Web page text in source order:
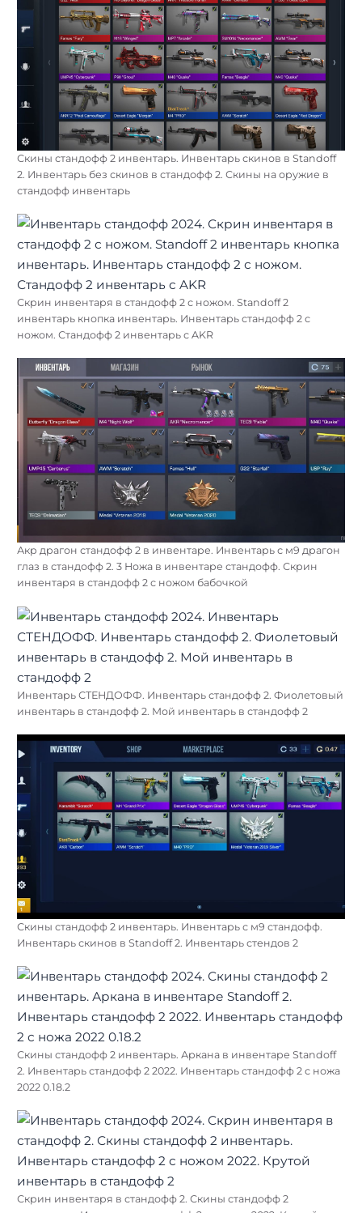
Скины стандофф 2 инвентарь. Инвентарь скинов в Standoff
2. Инвентарь без скинов в стандофф 2. Скины на оружие в
стандофф инвентарь
Скрин инвентаря в стандофф 2 с ножом. Standoff 2
инвентарь кнопка инвентарь. Инвентарь стандофф 2 с
ножом. Стандофф 2 инвентарь с AKR
Акр драгон стандофф 2 в инвентаре. Инвентарь с м9 драгон
глаз в стандофф 2. 3 Ножа в инвентаре стандофф. Скрин
инвентаря в стандофф 2 с ножом бабочкой
Инвентарь СТЕНДОФФ. Инвентарь стандофф 2. Фиолетовый
инвентарь в стандофф 2. Мой инвентарь в стандофф 2
Скины стандофф 2 инвентарь. Инвентарь с м9 стандофф.
Инвентарь скинов в Standoff 2. Инвентарь стендов 2
Скины стандофф 2 инвентарь. Аркана в инвентаре Standoff
2. Инвентарь стандофф 2 2022. Инвентарь стандофф 2 с ножа
2022 0.18.2
Скрин инвентаря в стандофф 2. Скины стандофф 2